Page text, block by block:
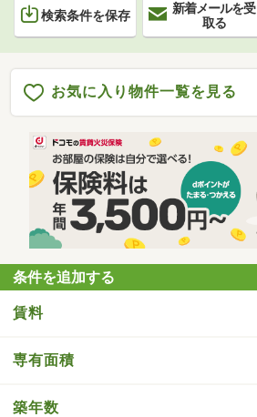
検索条件を保存
新着メールを受
取る
お気に入り物件一覧を見る
条件を追加する
賃料
専有面積
築年数